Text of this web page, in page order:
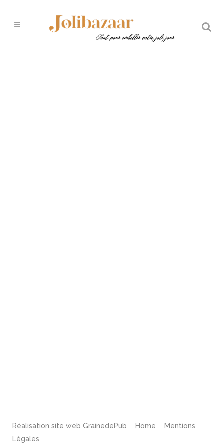
Réalisation site web GrainedePub Home
Mentions
Légales